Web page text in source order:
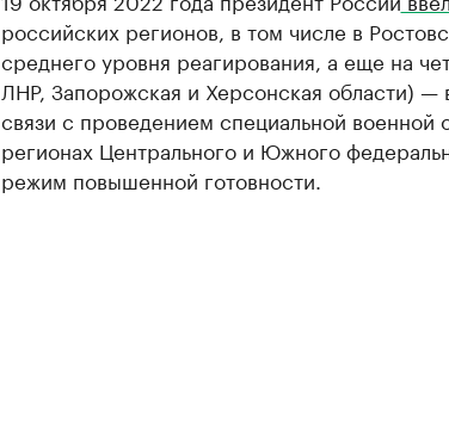
российских регионов, в том числе в
среднего уровня реагирования, а еще на
ЛНР, Запорожская и Херсонская области) —
связи с проведением специальной военной
регионах Центрального и Южного
режим повышенной готовности.